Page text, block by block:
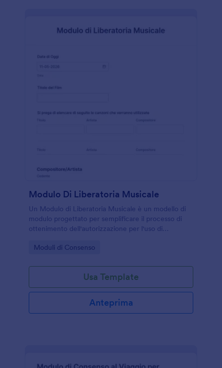
Modulo Di Liberatoria Musicale
Un Modulo di Liberatoria Musicale è un modello di
modulo progettato per semplificare il processo di
ottenimento dell'autorizzazione per l'uso di
Go to Category:
Moduli di Consenso
Usa Template
Anteprima